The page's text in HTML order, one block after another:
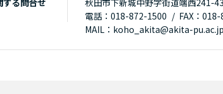
秋田市下新城中野字街道端西241-
電話：018-872-1500
FAX：
MAIL：koho_akita@akita-pu.ac.jp